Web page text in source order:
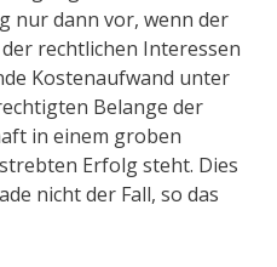
nur dann vor, wenn der
rechtlichen Interessen
Kostenaufwand unter
Belange der
in einem groben
Erfolg steht. Dies
nicht der Fall, so das